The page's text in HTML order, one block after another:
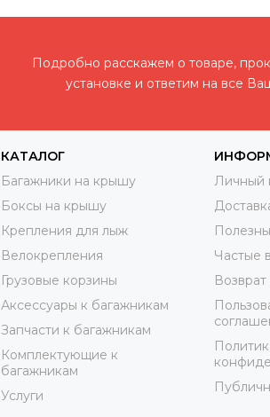
Подробно расскажем о товаре,
установке и ответим на все
КАТАЛОГ
Багажники на крышу
Боксы на крышу
Крепления для лыж
Велокрепления
Грузовые корзины
Аксессуары к багажникам
Запчасти к багажникам
Комплектующие к
багажникам
Услуги
Личный
Частые